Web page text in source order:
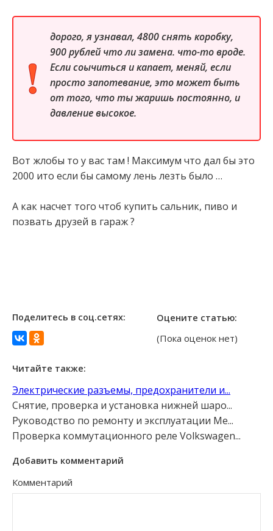
дорого, я узнавал, 4800 снять коробку,
900 рублей что ли замена. что-то вроде.
Если соычиться и капает, меняй, если
просто запотевание, это может быть
от того, что ты жаришь постоянно, и
давление высокое.
Вот жлобы то у вас там ! Максимум что дал бы это
2000 ито если бы самому лень лезть было …
А как насчет того чтоб купить сальник, пиво и
позвать друзей в гараж ?
Поделитесь в соц.сетях: Оцените статью:
(Пока оценок нет)
Читайте также:
Электрические разъемы, предохранители и...
Снятие, проверка и установка нижней шаро...
Руководство по ремонту и эксплуатации Me...
Проверка коммутационного реле Volkswagen...
Добавить комментарий
Комментарий